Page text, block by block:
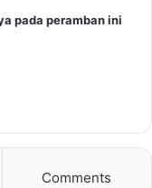
pada peramban ini
Comments